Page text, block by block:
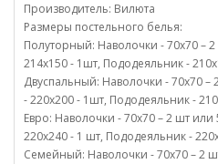
Производитель: Вилюта
Размеры постельного белья:
Полуторный: Наволочки - 70х70 –
214х150 - 1шт, Пододеяльник -
Двуспальный: Наволочки - 70х70 –
- 220х200 - 1шт, Пододеяльник -
Евро: Наволочки - 70х70 – 2 шт
220х240 - 1 шт, Пододеяльник -
Семейный: Наволочки - 70х70 – 2